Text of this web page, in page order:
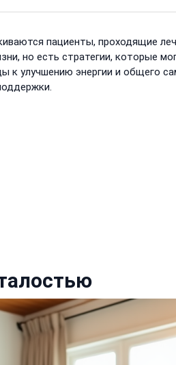
пациенты, проходящие
но есть стратегии, которые
к улучшению энергии и общего